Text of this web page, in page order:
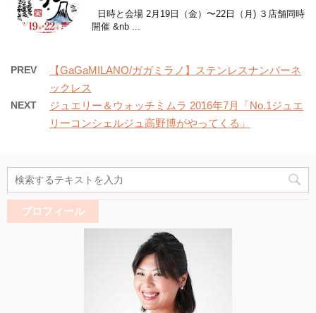
日時と会場 2月19日（金）〜22日（月) ３店舗同時
開催 &nb ...
PREV
【GaGaMILANO/ガガミラノ】ステンレスナンバーネ
ックレス
NEXT
ジュエリー＆ウォッチミムラ 2016年7月「No.1ジュエ
リーコンシェルジュ高野博がやってくる」
プロフィール